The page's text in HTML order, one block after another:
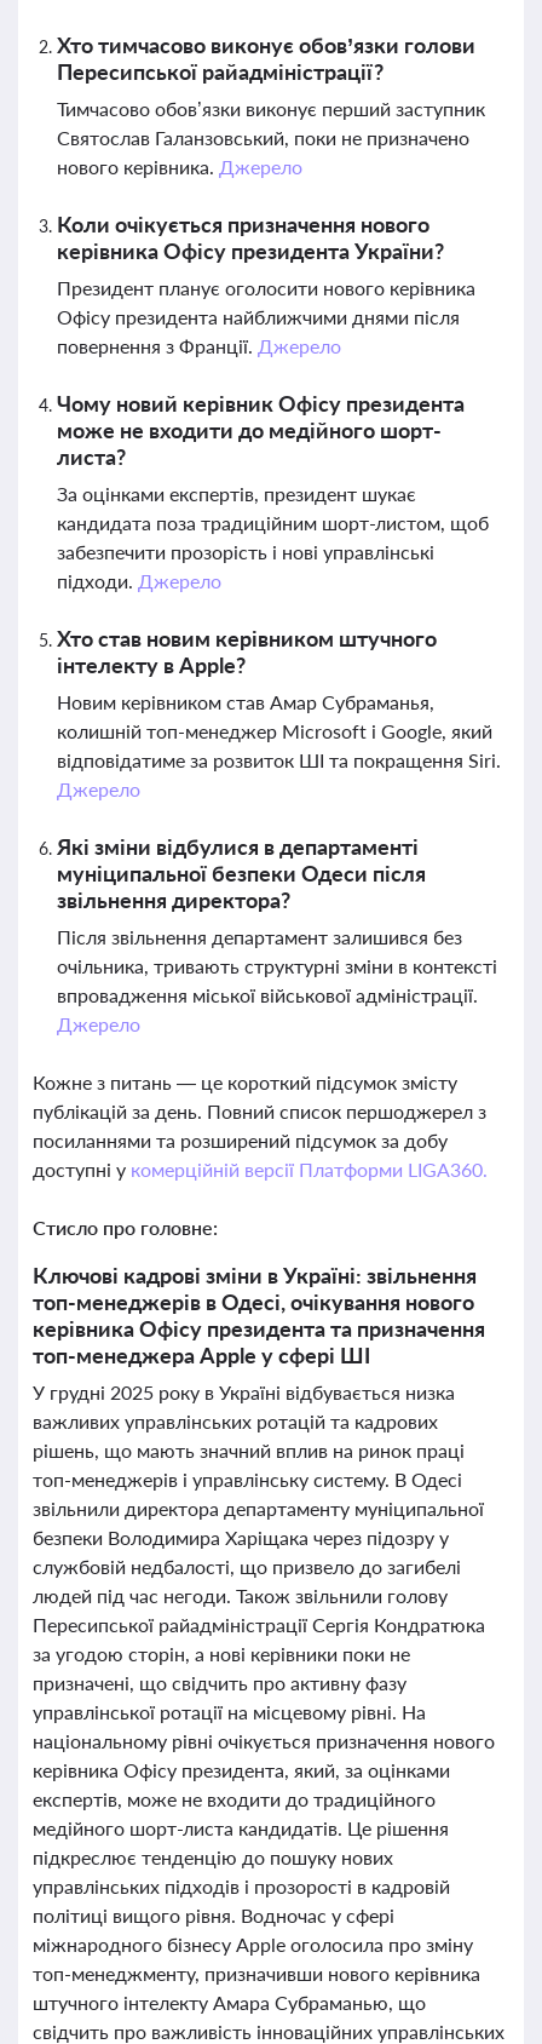
Хто тимчасово виконує обов’язки голови
Пересипської райадміністрації?
Тимчасово обов’язки виконує перший заступник
Святослав Галанзовський, поки не призначено
нового керівника. Джерело
Коли очікується призначення нового
керівника Офісу президента України?
Президент планує оголосити нового керівника
Офісу президента найближчими днями після
повернення з Франції. Джерело
Чому новий керівник Офісу президента
може не входити до медійного шорт-
листа?
За оцінками експертів, президент шукає
кандидата поза традиційним шорт-листом, щоб
забезпечити прозорість і нові управлінські
підходи. Джерело
Хто став новим керівником штучного
інтелекту в Apple?
Новим керівником став Амар Субраманья,
колишній топ-менеджер Microsoft і Google, який
відповідатиме за розвиток ШІ та покращення Siri.
Джерело
Які зміни відбулися в департаменті
муніципальної безпеки Одеси після
звільнення директора?
Після звільнення департамент залишився без
очільника, тривають структурні зміни в контексті
впровадження міської військової адміністрації.
Джерело
Кожне з питань — це короткий підсумок змісту
публікацій за день. Повний список першоджерел з
посиланнями та розширений підсумок за добу
доступні у комерційній версії Платформи LIGA360.
Стисло про головне:
Ключові кадрові зміни в Україні: звільнення
топ-менеджерів в Одесі, очікування нового
керівника Офісу президента та призначення
топ-менеджера Apple у сфері ШІ
У грудні 2025 року в Україні відбувається низка
важливих управлінських ротацій та кадрових
рішень, що мають значний вплив на ринок праці
топ-менеджерів і управлінську систему. В Одесі
звільнили директора департаменту муніципальної
безпеки Володимира Харіщака через підозру у
службовій недбалості, що призвело до загибелі
людей під час негоди. Також звільнили голову
Пересипської райадміністрації Сергія Кондратюка
за угодою сторін, а нові керівники поки не
призначені, що свідчить про активну фазу
управлінської ротації на місцевому рівні. На
національному рівні очікується призначення нового
керівника Офісу президента, який, за оцінками
експертів, може не входити до традиційного
медійного шорт-листа кандидатів. Це рішення
підкреслює тенденцію до пошуку нових
управлінських підходів і прозорості в кадровій
політиці вищого рівня. Водночас у сфері
міжнародного бізнесу Apple оголосила про зміну
топ-менеджменту, призначивши нового керівника
штучного інтелекту Амара Субраманью, що
свідчить про важливість інноваційних управлінських